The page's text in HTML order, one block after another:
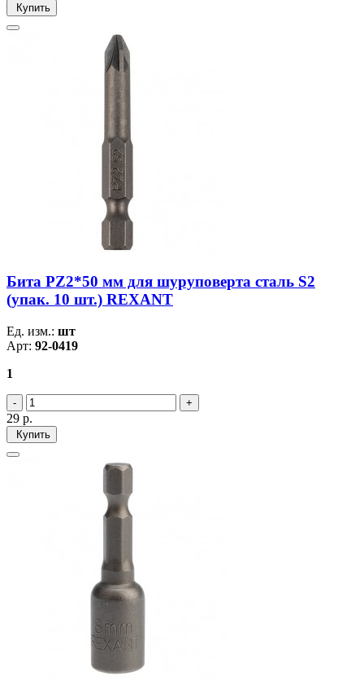
Купить
Бита PZ2*50 мм для шуруповерта сталь S2
(упак. 10 шт.) REXANT
Ед. изм.: шт
Арт: 92-0419
1
29 р.
Купить